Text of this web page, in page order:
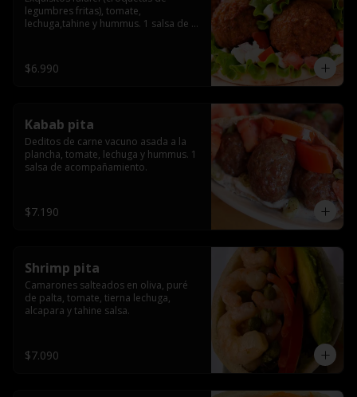
legumbres fritas), tomate,
lechuga,tahine y hummus. 1 salsa de
$6.990
Kabab pita
Deditos de carne vacuno asada a la
plancha, tomate, lechuga y hummus. 1
salsa de acompañamiento.
$7.190
Shrimp pita
Camarones salteados en oliva, puré
de palta, tomate, tierna lechuga,
alcapara y tahine salsa.
$7.090